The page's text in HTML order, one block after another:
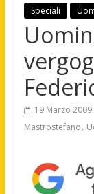
Motori,
gay
news
moda
maschile
Speciali
19 Marzo 2009
Mastrostefano,